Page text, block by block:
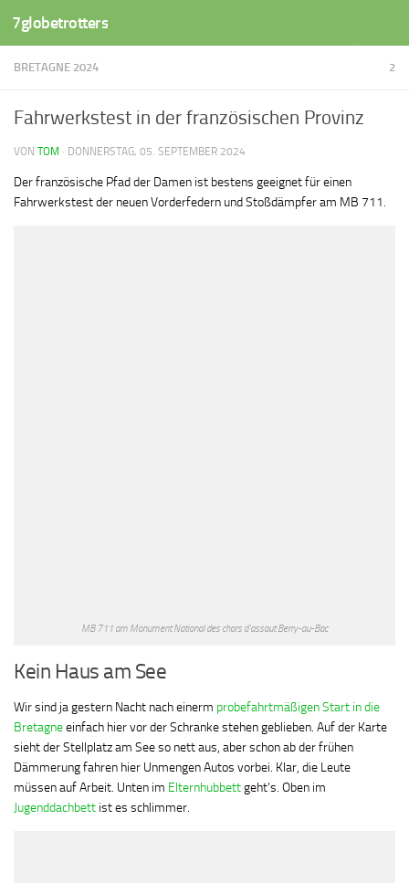
Zum Inhalt springen
7globetrotters
BRETAGNE 2024 2
Fahrwerkstest in der französischen Provinz
VON TOM · DONNERSTAG, 05. SEPTEMBER 2024
Der französische Pfad der Damen ist bestens geeignet für einen
Fahrwerkstest der neuen Vorderfedern und Stoßdämpfer am MB 711.
MB 711 am Monument National des chars d’assaut Berry-au-Bac
Kein Haus am See
Wir sind ja gestern Nacht nach einerm probefahrtmäßigen Start in die
Bretagneeinfach hier vor der Schranke stehen geblieben. Auf der Karte
sieht der Stellplatz am See so nett aus, aber schon ab der frühen
Dämmerung fahren hier Unmengen Autos vorbei. Klar, die Leute
müssen auf Arbeit. Unten im Elternhubbettgeht’s. Oben im
Jugenddachbett ist es schlimmer.